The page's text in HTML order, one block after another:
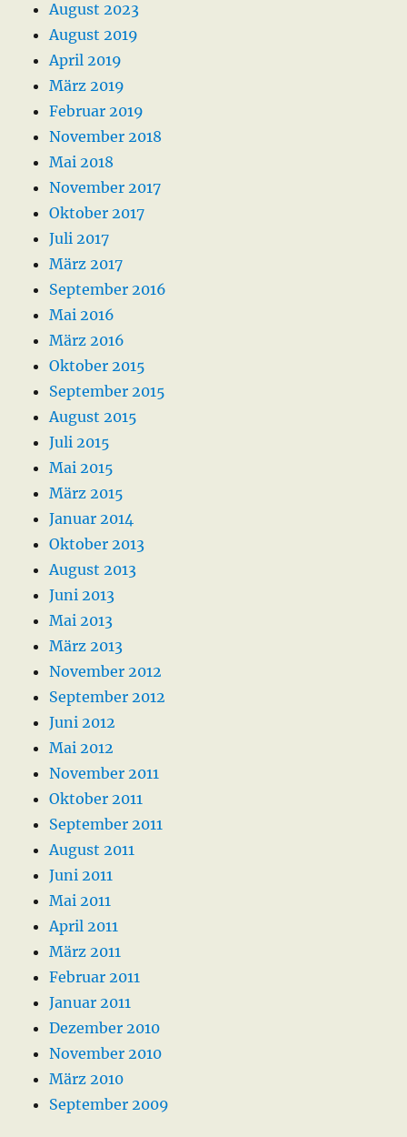
August 2023
August 2019
April 2019
März 2019
Februar 2019
November 2018
Mai 2018
November 2017
Oktober 2017
Juli 2017
März 2017
September 2016
Mai 2016
März 2016
Oktober 2015
September 2015
August 2015
Juli 2015
Mai 2015
März 2015
Januar 2014
Oktober 2013
August 2013
Juni 2013
Mai 2013
März 2013
November 2012
September 2012
Juni 2012
Mai 2012
November 2011
Oktober 2011
September 2011
August 2011
Juni 2011
Mai 2011
April 2011
März 2011
Februar 2011
Januar 2011
Dezember 2010
November 2010
März 2010
September 2009